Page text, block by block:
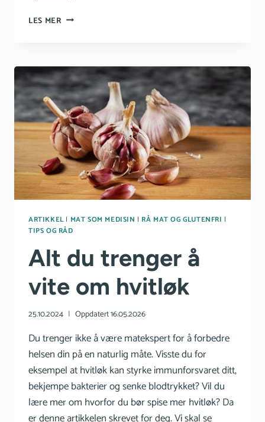
LES MER HYALURONSYRE
TRENGER
VITE
ARTIKKEL| MAT SOM MEDISIN | RÅ MAT OG GLUTENFRI |
TIPS OG RÅD
Alt du trenger å
vite om hvitløk
25.10.2024 Oppdatert16.05.2026
Du trenger ikke å være matekspert for å forbedre
helsen din på en naturlig måte. Visste du for
eksempel at hvitløk kan styrke immunforsvaret ditt,
bekjempe bakterier og senke blodtrykket? Vil du
lære mer om hvorfor du bør spise mer hvitløk? Da
er denne artikkelen skrevet for deg. Vi skal se